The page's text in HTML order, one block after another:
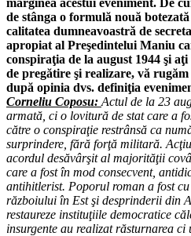
de stânga o formulă nouă
calitatea dumneavoastră de
apropiat al Preşedintelui Maniu
conspiraţia de la august 1944 şi
de pregătire şi realizare, vă rugăm
după opinia dvs. definiţia
Corneliu Coposu: Actul de la 23
armată, ci o lovitură de stat care a
către o conspiraţie restrânsă ca
surprindere, fără forţă militară.
acordul desăvârşit al majorităţii
care a fost în mod consecvent,
antihitlerist. Poporul roman a fost
războiului în Est şi desprinderii din
restaureze instituţiile democratice
insurgente au realizat răsturnarea